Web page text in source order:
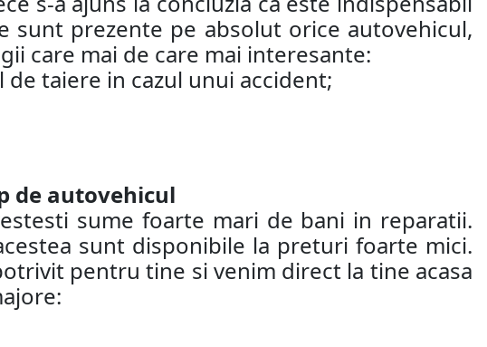
sunt prezente pe absolut orice autovehicul,
care mai de care mai interesante:
taiere in cazul unui accident;
de autovehicul
sume foarte mari de bani in reparatii.
sunt disponibile la preturi foarte mici.
pentru tine si venim direct la tine acasa